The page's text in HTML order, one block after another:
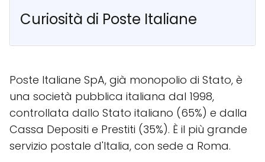
Curiosità di Poste Italiane
Poste Italiane SpA, già monopolio di Stato, è
una società pubblica italiana dal 1998,
controllata dallo Stato italiano (65%) e dalla
Cassa Depositi e Prestiti (35%). È il più grande
servizio postale d'Italia, con sede a Roma.